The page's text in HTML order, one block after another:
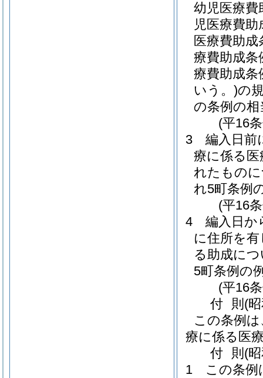
幼児医療費
児医療費助
医療費助成
療費助成条
療費助成条
いう。)の
の条例の
(平16
3
編入日前
療に係る
れたもの
れ5町条例
(平16
4
編入日か
に住所を
る助成に
5町条例の
(平16
付 則 (
この条例
療に係る医
付 則 (
1
この条例